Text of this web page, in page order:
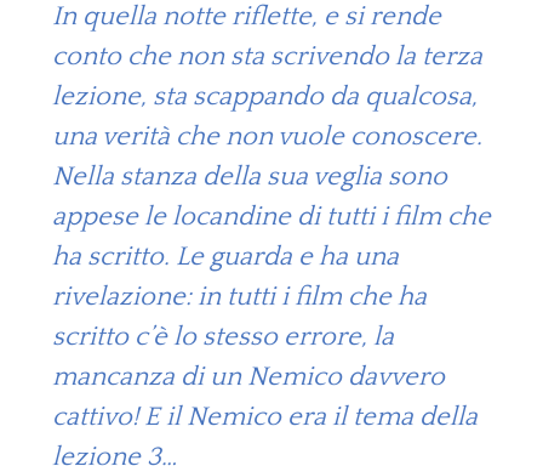
In quella notte riflette, e si rende
conto che non sta scrivendo la terza
lezione, sta scappando da qualcosa,
una verità che non vuole conoscere.
Nella stanza della sua veglia sono
appese le locandine di tutti i film che
ha scritto. Le guarda e ha una
rivelazione: in tutti i film che ha
scritto c’è lo stesso errore, la
mancanza di un Nemico davvero
cattivo! E il Nemico era il tema della
lezione 3…